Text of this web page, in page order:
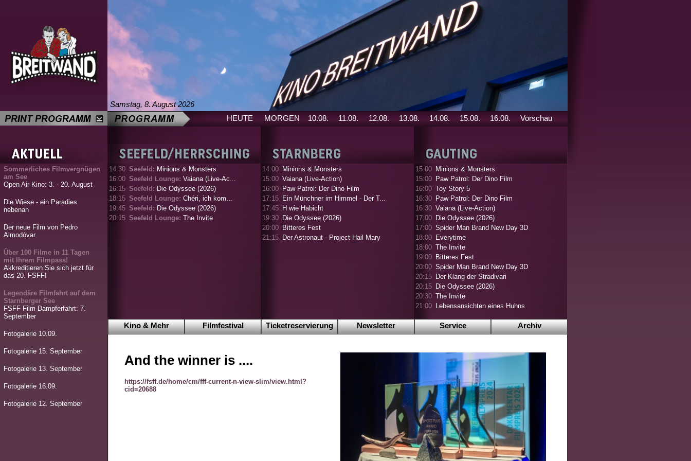
Samstag, 8. August 2026
HEUTE
MORGEN 10.08. 11.08. 12.08. 13.08. 14.08. 15.08. 16.08. Vorschau
Sommerliches Filmvergnügen
am See
Open Air Kino: 3. - 20. August
Die Wiese - ein Paradies
nebenan
Der neue Film von Pedro
Almodóvar
Über 100 Filme in 11 Tagen
mit Ihrem Filmpass!
Akkreditieren Sie sich jetzt für
das 20. FSFF!
Legendäre Filmfahrt auf dem
Starnberger See
FSFF Film-Dampferfahrt: 7.
September
Fotogalerie 10.09.
Fotogalerie 15. September
Fotogalerie 13. September
Fotogalerie 16.09.
Fotogalerie 12. September
14:30 Seefeld: Minions & Monsters
16:00 Seefeld Lounge: Vaiana (Live-Ac...
16:15 Seefeld: Die Odyssee (2026)
18:15 Seefeld Lounge: Chéri, ich kom...
19:45 Seefeld: Die Odyssee (2026)
20:15 Seefeld Lounge: The Invite
14:00 Minions & Monsters
15:00 Vaiana (Live-Action)
16:00 Paw Patrol: Der Dino Film
17:15 Ein Münchner im Himmel - Der T...
17:45 H wie Habicht
19:30 Die Odyssee (2026)
20:00 Bitteres Fest
21:15 Der Astronaut - Project Hail Mary
15:00 Minions & Monsters
15:00 Paw Patrol: Der Dino Film
16:00 Toy Story 5
16:30 Paw Patrol: Der Dino Film
16:30 Vaiana (Live-Action)
17:00 Die Odyssee (2026)
17:00 Spider Man Brand New Day 3D
18:00 Everytime
18:00 The Invite
19:00 Bitteres Fest
20:00 Spider Man Brand New Day 3D
20:15 Der Klang der Stradivari
20:15 Die Odyssee (2026)
20:30 The Invite
21:00 Lebensansichten eines Huhns
Kino & Mehr Filmfestival Ticketreservierung Newsletter Service Archiv
And the winner is ....
https://fsff.de/home/cm/fff-current-n-view-slim/view.html?
cid=20688